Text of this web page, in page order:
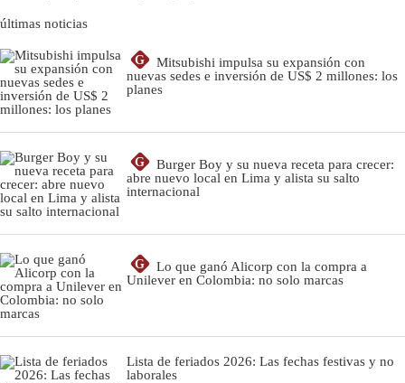
últimas noticias
G
Mitsubishi impulsa su expansión con
nuevas sedes e inversión de US$ 2 millones: los
planes
G
Burger Boy y su nueva receta para crecer:
abre nuevo local en Lima y alista su salto
internacional
G
Lo que ganó Alicorp con la compra a
Unilever en Colombia: no solo marcas
Lista de feriados 2026: Las fechas festivas y no
laborales